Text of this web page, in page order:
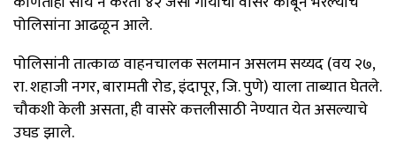
पोलिसांना आढळून आले.
पोलिसांनी तात्काळ वाहनचालक सलमान असलम सय्यद (वय २७,
रा. शहाजी नगर, बारामती रोड, इंदापूर, जि. पुणे) याला ताब्यात घेतले.
चौकशी केली असता, ही वासरे कत्तलीसाठी नेण्यात येत असल्याचे
उघड झाले.